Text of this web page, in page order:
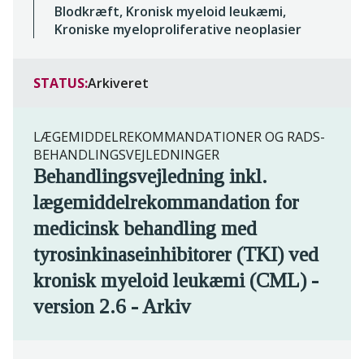
Blodkræft, Kronisk myeloid leukæmi,
Kroniske myeloproliferative neoplasier
STATUS:Arkiveret
LÆGEMIDDELREKOMMANDATIONER OG RADS-
BEHANDLINGSVEJLEDNINGER
Behandlingsvejledning inkl.
lægemiddelrekommandation for
medicinsk behandling med
tyrosinkinaseinhibitorer (TKI) ved
kronisk myeloid leukæmi (CML) -
version 2.6 - Arkiv